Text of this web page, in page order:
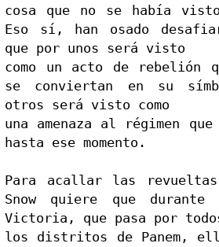
cosa que no se había
Eso sí, han osado
que por unos será visto
como un acto de rebelión
se conviertan en su
otros será visto como
una amenaza al régimen
hasta ese momento.
Para acallar las
Snow quiere que
Victoria, que pasa por
los distritos de Panem,